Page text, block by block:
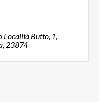
Località Butto, 1,
23874